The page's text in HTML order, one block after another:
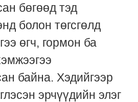
бөгөөд тэд
болон төгсгөлд
өгч, гормон ба
байна. Хэдийгээр
эрчүүдийн элэг